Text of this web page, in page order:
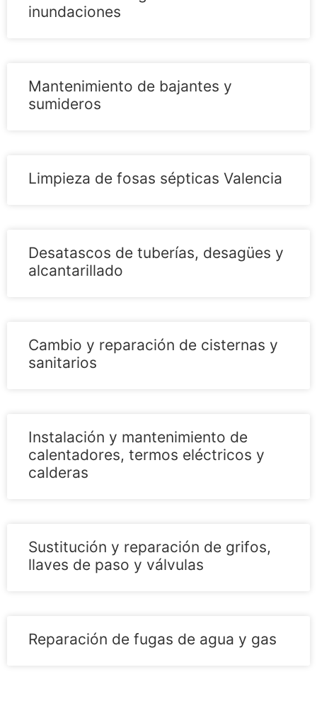
inundaciones
Mantenimiento de bajantes y
sumideros
Limpieza de fosas sépticas Valencia
Desatascos de tuberías, desagües y
alcantarillado
Cambio y reparación de cisternas y
sanitarios
Instalación y mantenimiento de
calentadores, termos eléctricos y
calderas
Sustitución y reparación de grifos,
llaves de paso y válvulas
Reparación de fugas de agua y gas